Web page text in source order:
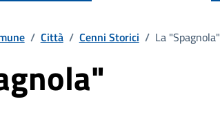
/ Città / Cenni Storici / La "Spagnola"